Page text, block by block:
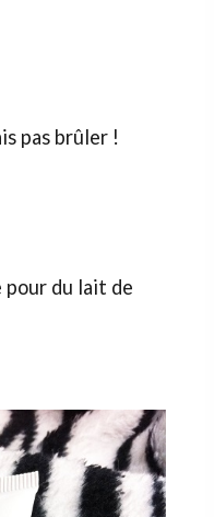
pas brûler !
pour du lait de